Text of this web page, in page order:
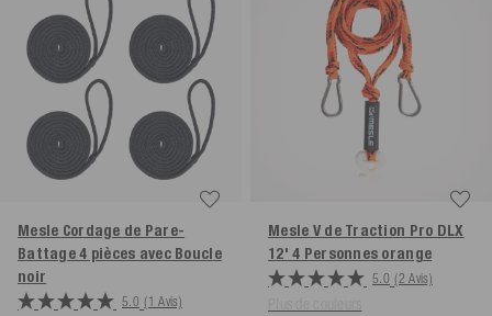
Mesle Cordage de Pare-
Battage 4 pièces avec Boucle
noir
5.0 (1 Avis)
Mesle V de Traction Pro DLX
12' 4 Personnes orange
5.0 (2 Avis)